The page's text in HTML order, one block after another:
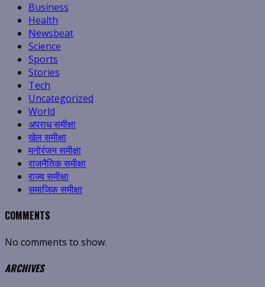
Business
Health
Newsbeat
Science
Sports
Stories
Tech
Uncategorized
World
अपराध समीक्षा
खेल समीक्षा
मनोरंजन समीक्षा
राजनैतिक समीक्षा
राज्य समीक्षा
समाजिक समीक्षा
COMMENTS
No comments to show.
ARCHIVES